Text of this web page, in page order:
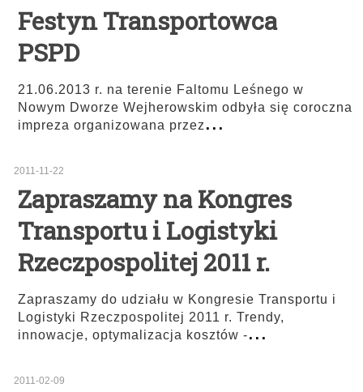
Festyn Transportowca
PSPD
21.06.2013 r. na terenie Faltomu Leśnego w
Nowym Dworze Wejherowskim odbyła się coroczna
impreza organizowana przez ...
2011-11-22
Zapraszamy na Kongres
Transportu i Logistyki
Rzeczpospolitej 2011 r.
Zapraszamy do udziału w Kongresie Transportu i
Logistyki Rzeczpospolitej 2011 r. Trendy,
innowacje, optymalizacja kosztów -...
2011-02-09